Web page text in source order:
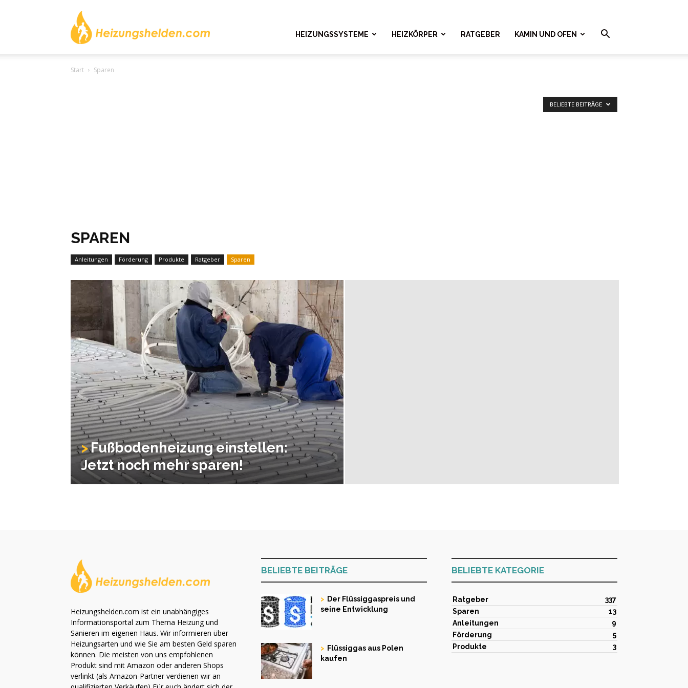
HEIZUNGSSYSTEME HEIZKÖRPER RATGEBER KAMIN UND OFEN
Start Sparen
SPAREN
Anleitungen Förderung Produkte Ratgeber Sparen
BELIEBTE BEITRÄGE
Fußbodenheizung einstellen:
Jetzt noch mehr sparen!
Heizungshelden.com ist ein unabhängiges
Informationsportal zum Thema Heizung und
Sanieren im eigenen Haus. Wir informieren über
Heizungsarten und wie Sie am besten Geld sparen
können. Die meisten von uns empfohlenen
Produkt sind mit Amazon oder anderen Shops
verlinkt (als Amazon-Partner verdienen wir an
BELIEBTE BEITRÄGE
Der Flüssiggaspreis und
seine Entwicklung
Flüssiggas aus Polen
kaufen
BELIEBTE KATEGORIE
Ratgeber
337
Sparen
13
Anleitungen
9
Förderung
5
Produkte
3